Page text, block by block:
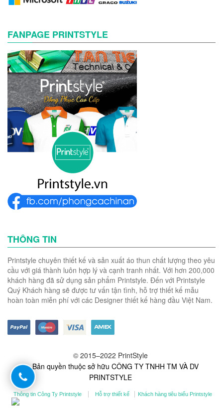
FANPAGE PRINTSTYLE
THÔNG TIN
Printstyle chuyên thiết kế và sản xuất áo thun chất lượng theo yêu
cầu với giá thành luôn hợp lý và cạnh tranh nhất. Với hơn 200,000
khách hàng đã sử dụng sản phẩm Printstyle. Đến với Printstyle
Quý Khách hàng sẽ được tư vấn tận tình, hỗ trợ thiết kế mẫu
hoàn toàn miễn phí với các Designer thiết kế hàng đầu Việt Nam.
© 2015–2022 PrintStyle
- Bản quyền thuộc sở hữu CÔNG TY TNHH TM VÀ DV
PRINTSTYLE
Thông tin Công Ty Printstyle Hỗ trợ thiết kế Khách hàng tiêu biểu Printstyle